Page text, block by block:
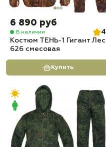
6 890 руб
В наличии
4
Костюм ТЕНЬ-1 Гигант Лес
626 смесовая
Купить